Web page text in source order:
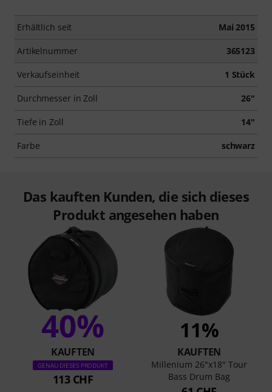
Erhältlich seit Mai 2015
Artikelnummer 365123
Verkaufseinheit 1 Stück
Durchmesser in Zoll 26"
Tiefe in Zoll 14"
Farbe schwarz
Das kauften Kunden, die sich dieses
Produkt angesehen haben
40%
KAUFTEN
GENAU DIESES PRODUKT
113 CHF
11%
KAUFTEN
Millenium 26"x18" Tour
Bass Drum Bag